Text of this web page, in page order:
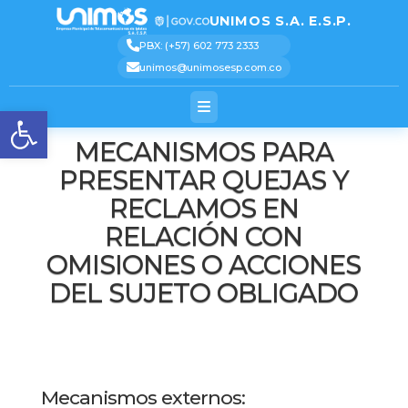
Abrir barra de
message=»» highlight=»» provider=»manual»/]
Text 3
UNIMOS S.A. E.S.P.
PBX: (+57) 602 773 2333
unimos@unimosesp.com.co
MECANISMOS PARA
PRESENTAR QUEJAS Y
RECLAMOS EN
RELACIÓN CON
OMISIONES O ACCIONES
DEL SUJETO OBLIGADO
Mecanismos externos: